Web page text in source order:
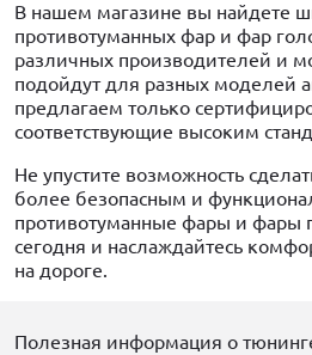
В нашем магазине вы найдете
противотуманных фар и фар
различных производителей и
подойдут для разных моделей
предлагаем только
соответствующие высоким
Не упустите возможность
более безопасным и
противотуманные фары и фары
сегодня и наслаждайтесь
на дороге.
Полезная информация о